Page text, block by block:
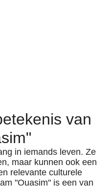
van
in iemands leven. Ze
maar kunnen ook een
relevante culturele
"Ouasim" is een van